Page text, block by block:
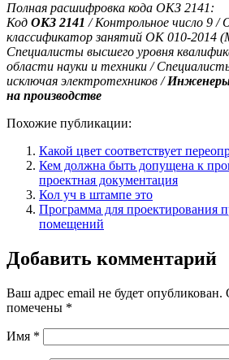
Полная расшифровка кода ОКЗ 2141:
Код ОКЗ 2141 / Контрольное число 9 /
классификатор занятий ОК 010-2014
Специалисты высшего уровня
области науки и техники /
исключая электротехников /
на производстве
Похожие публикации:
Какой цвет соответствует
Кем должна быть допущена к
проектная документация
Кол уч в штампе это
Программа для проектирования
помещений
Добавить комментарий
Ваш адрес email не будет опубликован.
помечены *
Имя *